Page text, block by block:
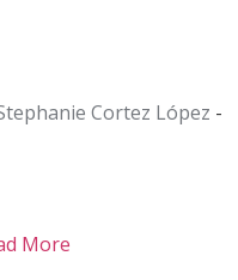
Cortez López -
More